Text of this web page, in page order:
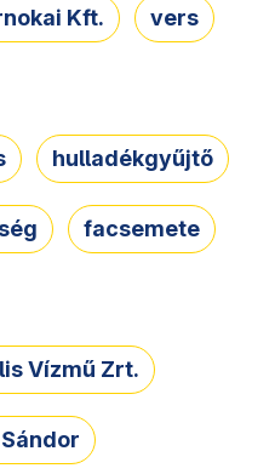
Kft. vers
hulladékgyűjtő
facsemete
Vízmű Zrt.